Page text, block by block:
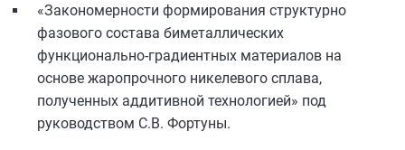
«Закономерности формирования структурно
фазового состава биметаллических
функционально-градиентных материалов на
основе жаропрочного никелевого сплава,
полученных аддитивной технологией» под
руководством С.В. Фортуны.